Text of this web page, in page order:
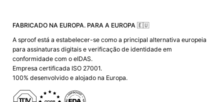
FABRICADO NA EUROPA. PARA A EUROPA 🇪🇺
A sproof está a estabelecer-se como a principal alternativa europeia
para assinaturas digitais e verificação de identidade em
conformidade com o eIDAS.
Empresa certificada ISO 27001.
100% desenvolvido e alojado na Europa.